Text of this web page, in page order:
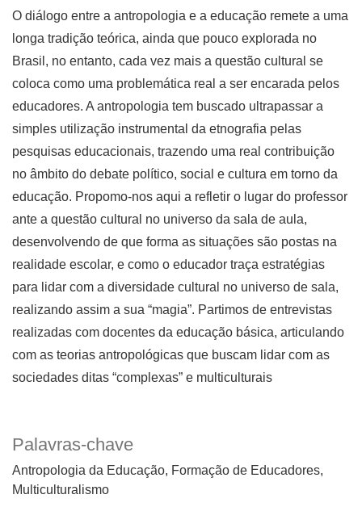
Palavras-chave
Antropologia da Educação Formação de Educadores
Multiculturalismo
O diálogo entre a antropologia e a educação remete a uma
longa tradição teórica, ainda que pouco explorada no
Brasil, no entanto, cada vez mais a questão cultural se
coloca como uma problemática real a ser encarada pelos
educadores. A antropologia tem buscado ultrapassar a
simples utilização instrumental da etnografia pelas
pesquisas educacionais, trazendo uma real contribuição
no âmbito do debate político, social e cultura em torno da
educação. Propomo-nos aqui a refletir o lugar do professor
ante a questão cultural no universo da sala de aula,
desenvolvendo de que forma as situações são postas na
realidade escolar, e como o educador traça estratégias
para lidar com a diversidade cultural no universo de sala,
realizando assim a sua “magia”. Partimos de entrevistas
realizadas com docentes da educação básica, articulando
com as teorias antropológicas que buscam lidar com as
sociedades ditas “complexas” e multiculturais